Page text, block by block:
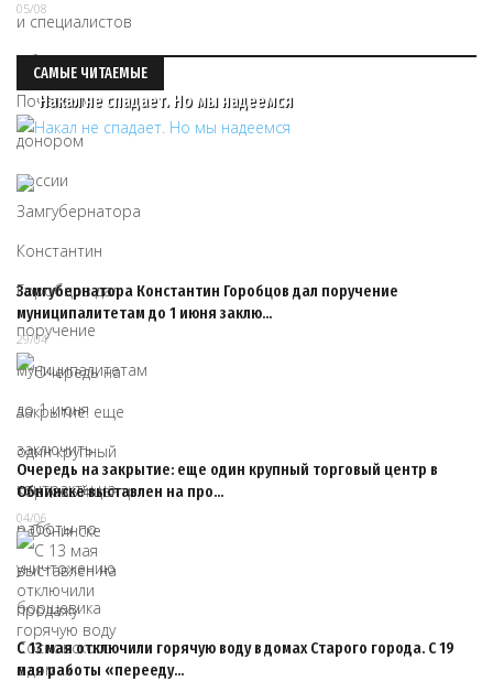
05/08
САМЫЕ ЧИТАЕМЫЕ
Накал не спадает. Но мы надеемся
Замгубернатора Константин Горобцов дал поручение
муниципалитетам до 1 июня заклю…
29/04
Очередь на закрытие: еще один крупный торговый центр в
Обнинске выставлен на про…
04/06
С 13 мая отключили горячую воду в домах Старого города. С 19
мая работы «перееду…